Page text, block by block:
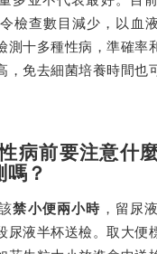
檢查數目減少，以血
測十多種性病，準確率
，免去細菌培養時間也
病前要注意什
？
禁小便兩小時 ，留尿
尿液半杯送檢。取大便